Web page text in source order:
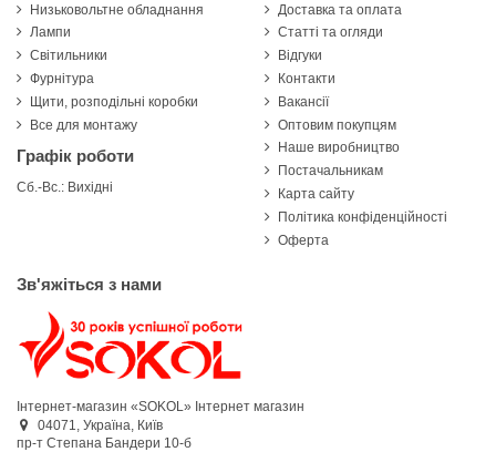
Низьковольтне обладнання
Лампи
Світильники
Фурнітура
Щити, розподільні коробки
Все для монтажу
Графік роботи
Сб.-Вс.: Вихідні
Доставка та оплата
Статті та огляди
Відгуки
Контакти
Вакансії
Оптовим покупцям
Наше виробництво
Постачальникам
Карта сайту
Політика конфіденційності
Оферта
Зв'яжіться з нами
Інтернет-магазин «SOKOL» Інтернет магазин
04071, Україна, Київ
пр-т Степана Бандери 10-б